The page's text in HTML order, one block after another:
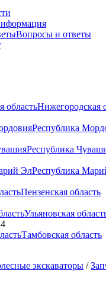
Вопросы и ответы
Нижегородская
Республика
Республика
Республика
Пензенская область
Ульяновская
Тамбовская область
экскаваторы /